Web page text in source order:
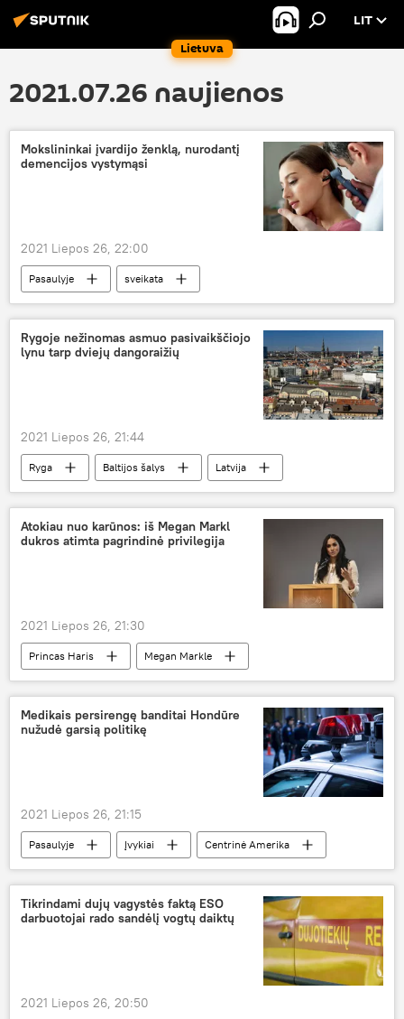
Lietuva
LIT
2021.07.26 naujienos
Mokslininkai įvardijo ženklą, nurodantį
demencijos vystymąsi
2021 Liepos 26, 22:00
Pasaulyje
sveikata
Medicina ir sveikata
Rygoje nežinomas asmuo pasivaikščiojo
lynu tarp dviejų dangoraižių
2021 Liepos 26, 21:44
Ryga Baltijos šalys Latvija
Atokiau nuo karūnos: iš Megan Markl
dukros atimta pagrindinė privilegija
2021 Liepos 26, 21:30
Princas Haris
Megan Markle
Karališkosios naujienos
Medikais persirengę banditai Hondūre
nužudė garsią politikę
2021 Liepos 26, 21:15
Pasaulyje Įvykiai Centrinė Amerika
Tikrindami dujų vagystės faktą ESO
darbuotojai rado sandėlį vogtų daiktų
2021 Liepos 26, 20:50